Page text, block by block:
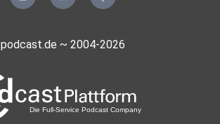
podcast.de ~ 2004-2026